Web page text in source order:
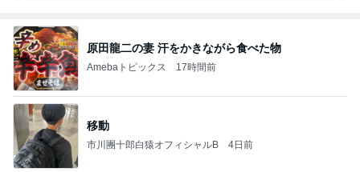
原田龍二の妻 汗をかきながら食べた物
Amebaトピックス 17時間前
移動
市川團十郎白猿オフィシャルB 4日前